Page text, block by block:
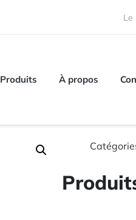
Le
Produits À propos